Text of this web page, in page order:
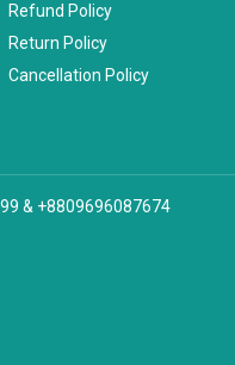
Refund Policy
Return Policy
Cancellation Policy
& +8809696087674